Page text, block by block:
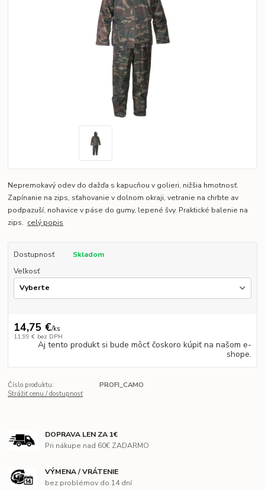
Nepremokavý odev do dažďa s kapucňou v golieri, nižšia hmotnosť.
Zapínanie na zips, sťahovanie v dolnom okraji, vetranie na chrbte av
podpazuší, nohavice v páse do gumy, lepené švy. Praktické balenie na
zips. celý popis
Dostupnosť
Skladom
Veľkosť
14,75 €/ks
11,99 € bez DPH
Aj tento produkt si bude môcť čoskoro kúpiť na našom e-
shope.
Číslo produktu:
PROFI_CAMO
Strážiť cenu / dostupnosť
DOPRAVA LEN ZA 1€
Pri nákupe nad 60€ ZADARMO
VÝMENA / VRÁTENIE
bez problémov do 14 dní